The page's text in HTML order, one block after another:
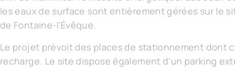
les eaux de surface sont entièrement gérées sur le
de Fontaine-l’Évêque.
Le projet prévoit des places de stationnement dont
recharge. Le site dispose également d’un parking